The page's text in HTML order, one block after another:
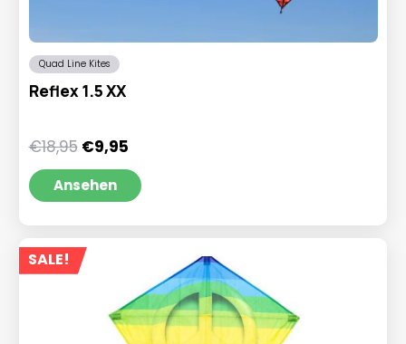
Quad Line Kites
Reflex 1.5 XX
€18,95 Ursprünglicher
Preis
war:
€18,95
€9,95Aktueller
Preis
ist:
€9,95.
Ansehen
SALE!